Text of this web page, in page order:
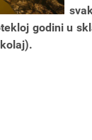
godini u